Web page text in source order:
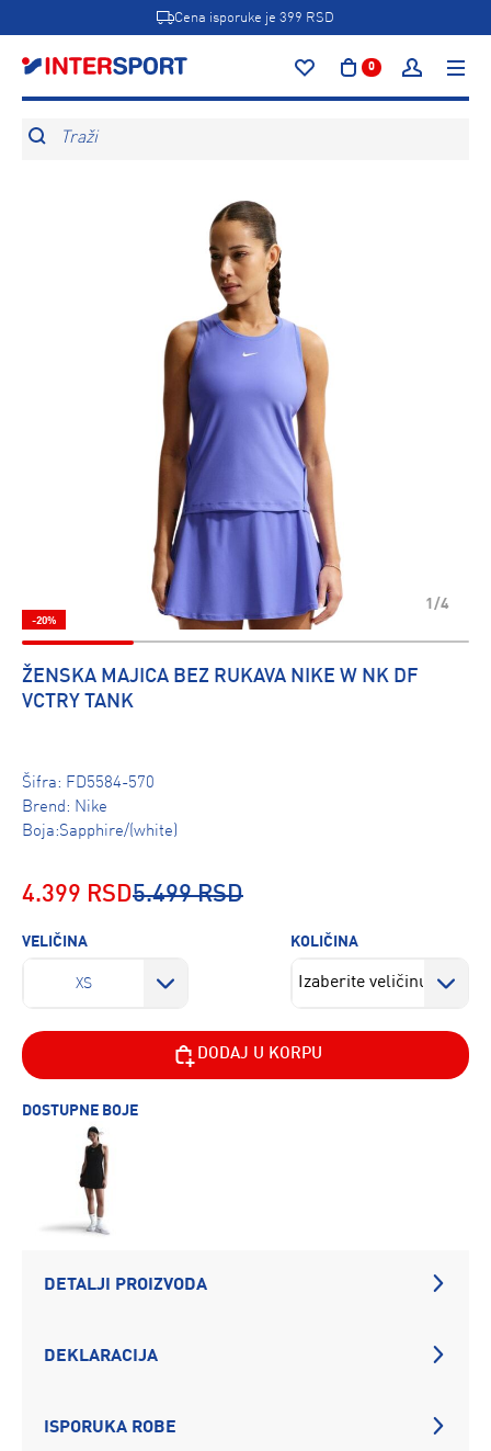
Cena isporuke je 399 RSD
0
Traži
1/4
-20%
ŽENSKA MAJICA BEZ RUKAVA NIKE W NK DF
VCTRY TANK
Šifra: FD5584-570
Brend: Nike
Boja:Sapphire/(white)
4.399 RSD5.499 RSD
VELIČINA
XS
KOLIČINA
DODAJ U KORPU
DOSTUPNE BOJE
DETALJI PROIZVODA
DEKLARACIJA
ISPORUKA ROBE